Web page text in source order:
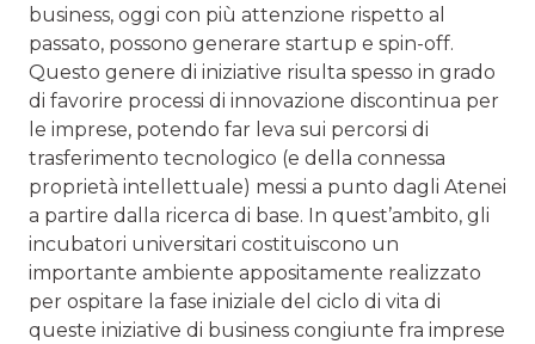
business, oggi con più attenzione rispetto al
passato, possono generare startup e spin-off.
Questo genere di iniziative risulta spesso in grado
di favorire processi di innovazione discontinua per
le imprese, potendo far leva sui percorsi di
trasferimento tecnologico (e della connessa
proprietà intellettuale) messi a punto dagli Atenei
a partire dalla ricerca di base. In quest’ambito, gli
incubatori universitari costituiscono un
importante ambiente appositamente realizzato
per ospitare la fase iniziale del ciclo di vita di
queste iniziative di business congiunte fra imprese